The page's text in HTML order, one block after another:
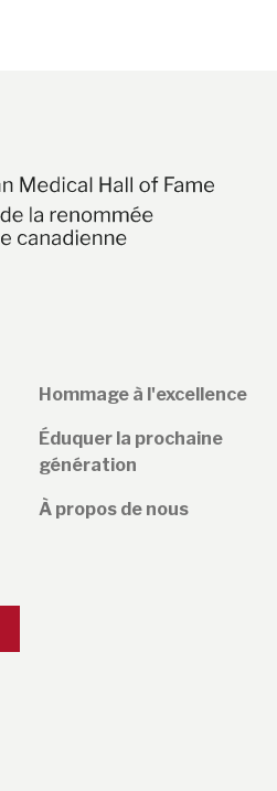
Hommage à l'excellence
Éduquer la prochaine
génération
À propos de nous